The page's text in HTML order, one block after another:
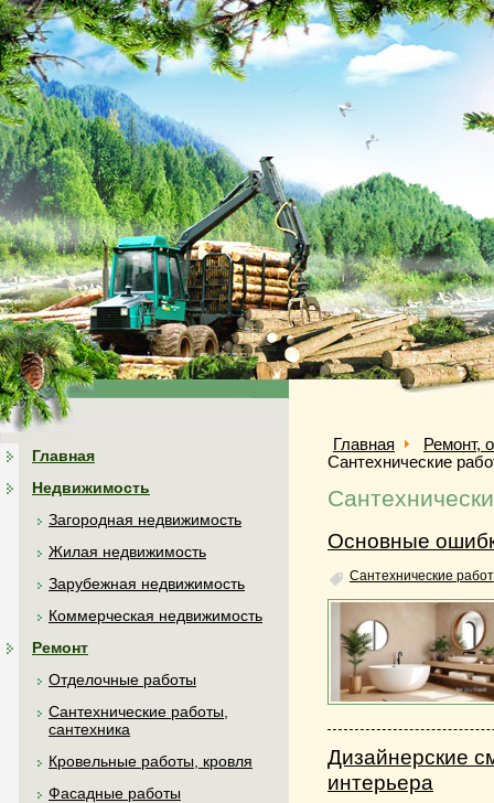
Главная
Недвижимость
Загородная недвижимость
Жилая недвижимость
Зарубежная недвижимость
Коммерческая недвижимость
Ремонт
Отделочные работы
Сантехнические работы,
сантехника
Кровельные работы, кровля
Фасадные работы
Главная
Ремонт,
Сантехнические
Основные
Сантехнические
Дизайнерские
интерьера